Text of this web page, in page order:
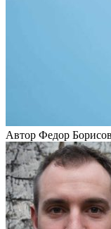
Автор Федор Борисов